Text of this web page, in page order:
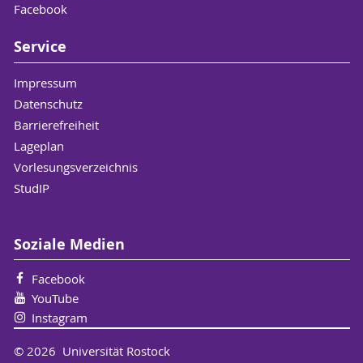
Kalisch, C. & Krugmann, S. (2018). Berufliche
Technik? (Vortrag auf der 20. GTW-Konferenz
Lehrerbildung“ an der Otto von Guericke
Universität Magdeburg, 04.10.-05.10.2018)
Kalisch, C. (2018). Entwicklung einer
Potenzialanalyse für allgemeinbildende
Schulen in Mecklenburg-Vorpommern - ein
Krugmann, S., Prochatzki-Fahle, K., Kalisch, C.
& Kaiser, F. (2018). „Wir machen hier
Kopfstand, […] mehr geht nicht.“ – Aktueller
Stand schulischer Berufsorientierung in
Mecklenburg-Vorpommern. (Vortrag auf der
Sektionstagung der Berufs- und
Facebook
Service
Impressum
Datenschutz
Barrierefreiheit
Lageplan
Vorlesungsverzeichnis
StudIP
Soziale Medien
Facebook
YouTube
Instagram
© 2026 Universität Rostock